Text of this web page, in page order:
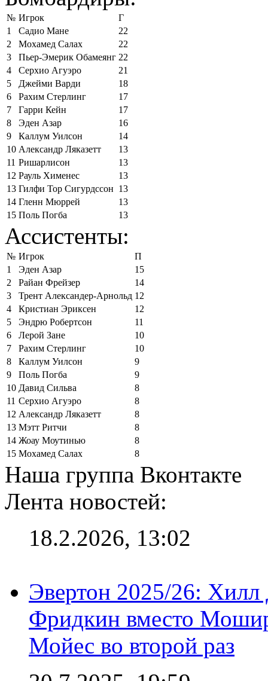
№ Игрок
Г
1
Садио Мане
22
2
Мохамед Салах
22
3
Пьер-Эмерик Обамеянг 22
4
Серхио Агуэро
21
5
Джейми Варди
18
6
Рахим Стерлинг
17
7
Гарри Кейн
17
8
Эден Азар
16
9
Каллум Уилсон
14
10 Александр Ляказетт
13
11 Ришарлисон
13
12 Рауль Хименес
13
13 Гилфи Тор Сигурдссон 13
14 Гленн Мюррей
13
15 Поль Погба 13
Ассистенты:
№ Игрок
П
1
Эден Азар
15
2
Райан Фрейзер
14
3
Трент Александер-Арнольд 12
4
Кристиан Эриксен
12
5
Эндрю Робертсон
11
6
Лерой Зане
10
7
Рахим Стерлинг
10
8
Каллум Уилсон
9
9
Поль Погба
9
10 Давид Сильва
8
11 Серхио Агуэро
8
12 Александр Ляказетт
8
13 Мэтт Ритчи
8
14 Жоау Моутинью
8
15 Мохамед Салах 8
Наша группа Вконтакте
Лента новостей:
18.2.2026, 13:02
Эвертон 2025/26:
Фридкин вместо
Мойес во второй раз